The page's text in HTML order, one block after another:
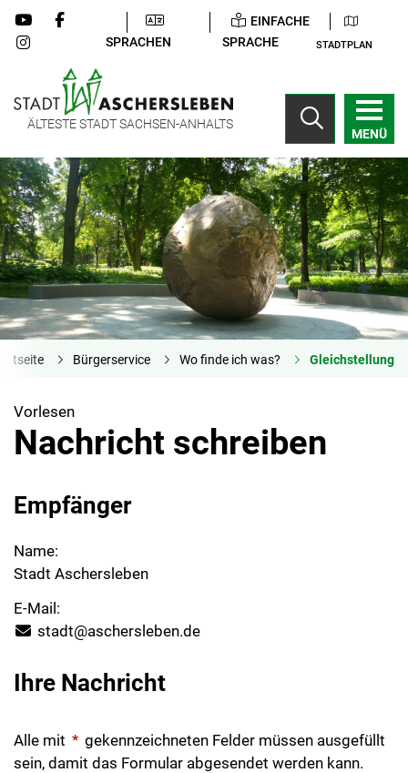
SPRACHEN
EINFACHE
SPRACHE
STADTPLAN
ÄLTESTE STADT SACHSEN-ANHALTS
MENÜ
Bürgerservice Wo finde ich was? Gleichstellung
Vorlesen
Nachricht schreiben
Empfänger
Name:
Stadt Aschersleben
E-Mail:
stadt@aschersleben.de
Ihre Nachricht
Alle mit * gekennzeichneten Felder müssen ausgefüllt
sein, damit das Formular abgesendet werden kann.